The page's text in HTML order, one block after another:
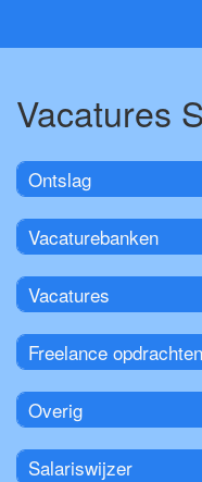
Vacatures
Ontslag
Vacaturebanken
Vacatures
Freelance opdrachten
Overig
Salariswijzer